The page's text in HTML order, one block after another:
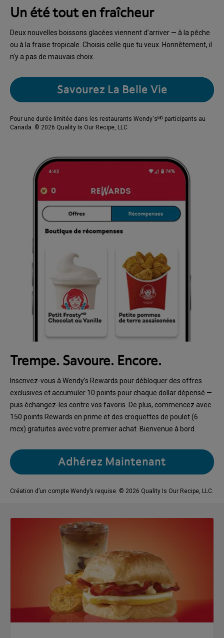
Un été tout en fraîcheur
Deux nouvelles boissons glacées viennent d’arriver — à la pêche
ou à la fraise tropicale. Choisis celle que tu veux. Honnêtement, il
n’y a pas de mauvais choix.
Savourez La Belle Vie
Pour une durée limitée dans les restaurants Wendy'sᴹᴰ participants au
Canada. © 2026 Quality Is Our Recipe, LLC
Trempe. Savoure. Encore.
Inscrivez-vous à Wendy’s Rewards pour débloquer des offres
exclusives et accumuler 10 points pour chaque dollar dépensé —
puis échangez-les contre vos favoris. De plus, commencez avec
150 points Rewards en prime et des croquettes de poulet (6
mcx) gratuites avec votre premier achat. Bienvenue à bord.
Adhérez Maintenant
Création d’un compte Wendy’s requise. © 2026 Quality Is Our Recipe, LLC.